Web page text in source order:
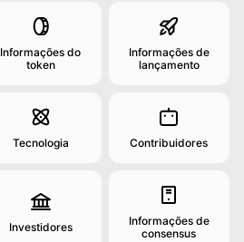
Informações do
token
Informações de
lançamento
Tecnologia Contribuidores
Investidores
Informações de
consensus